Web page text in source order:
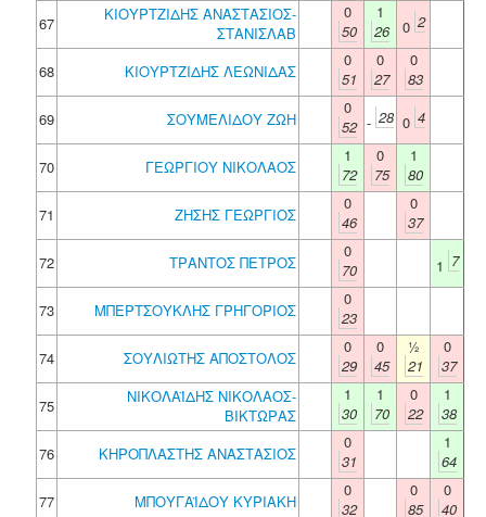
67
ΚΙΟΥΡΤΖΙΔΗΣ ΑΝΑΣΤΑΣΙΟΣ-
ΣΤΑΝΙΣΛΑΒ
0
50
1
26
0 2
68 ΚΙΟΥΡΤΖΙΔΗΣ ΛΕΩΝΙΔΑΣ
0
51
0
27
0
83
69
ΣΟΥΜΕΛΙΔΟΥ ΖΩΗ
0
52 - 28 0 4
70 ΓΕΩΡΓΙΟΥ ΝΙΚΟΛΑΟΣ
1
72
0
75
1
80
71
ΖΗΣΗΣ ΓΕΩΡΓΙΟΣ
0
46
0
37
72
ΤΡΑΝΤΟΣ ΠΕΤΡΟΣ
0
70
1 7
73 ΜΠΕΡΤΣΟΥΚΛΗΣ ΓΡΗΓΟΡΙΟΣ
0
23
74
ΣΟΥΛΙΩΤΗΣ ΑΠΟΣΤΟΛΟΣ
0
29
0
45
½
21
0
37
75
ΝΙΚΟΛΑΪΔΗΣ ΝΙΚΟΛΑΟΣ-
ΒΙΚΤΩΡΑΣ
1
30
1
70
0
22
1
38
76
ΚΗΡΟΠΛΑΣΤΗΣ ΑΝΑΣΤΑΣΙΟΣ
0
31
1
64
77
ΜΠΟΥΓΑΪΔΟΥ ΚΥΡΙΑΚΗ
0
32
0
85
0
40